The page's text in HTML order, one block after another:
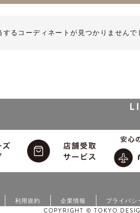
するコーディネートが見つかりませんで
利用規約 企業情報 プライバシ
COPYRIGHT © TOKYO